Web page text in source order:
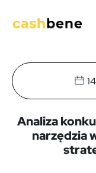
Analiza
narzędzia